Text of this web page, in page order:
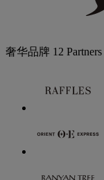
奢华品牌 12 Partners